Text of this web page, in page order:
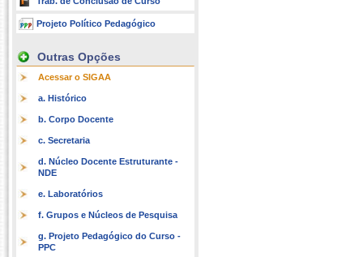
Projeto Político Pedagógico
Outras Opções
Acessar o SIGAA
a. Histórico
b. Corpo Docente
c. Secretaria
d. Núcleo Docente Estruturante -
NDE
e. Laboratórios
f. Grupos e Núcleos de Pesquisa
g. Projeto Pedagógico do Curso -
PPC